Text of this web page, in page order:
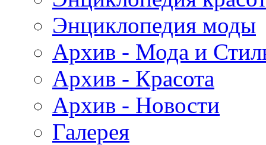
Энциклопедия моды
Архив - Мода и
Архив - Красота
Архив - Новости
Галерея